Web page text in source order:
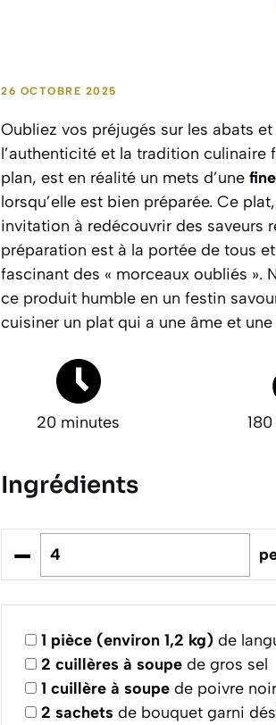
26 OCTOBRE 2025
Oubliez vos préjugés sur les abats
l’authenticité et la tradition culinaire
plan, est en réalité un mets d’une
lorsqu’elle est bien préparée. Ce
invitation à redécouvrir des saveurs
préparation est à la portée de tous
fascinant des « morceaux oubliés ».
ce produit humble en un festin
cuisiner un plat qui a une âme et
20 minutes
Ingrédients
–
1 pièce (environ 1,2 kg) de
2 cuillères à soupe de gros sel
1 cuillère à soupe de poivre
2 sachets de bouquet garni